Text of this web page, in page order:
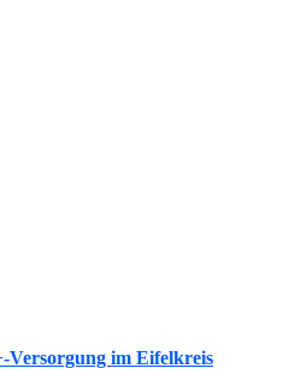
Versorgung im Eifelkreis